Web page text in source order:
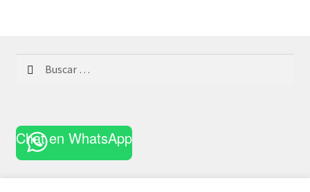
Chat en WhatsApp